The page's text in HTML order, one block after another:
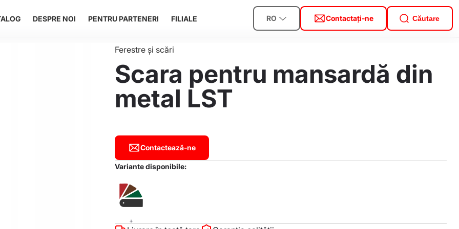
DESPRE NOI PENTRU PARTENERI FILIALE RO Contactați-ne Căutare
Ferestre și scări
Scara pentru mansardă din
metal LST
Contactează-ne
Variante disponibile:
+